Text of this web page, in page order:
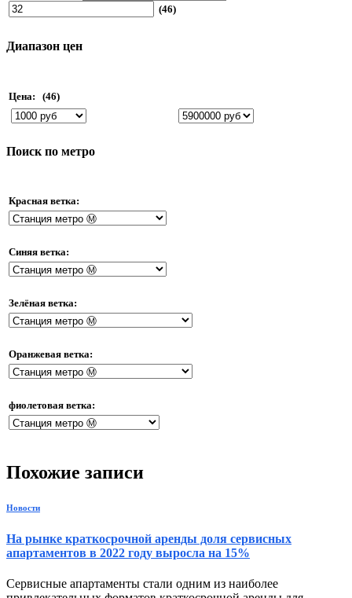
(46)
Диапазон цен
Цена: (46)
Поиск по метро
Красная ветка:
Синяя ветка:
Зелёная ветка:
Оранжевая ветка:
фиолетовая ветка:
Похожие записи
Новости
На рынке краткосрочной аренды доля сервисных
апартаментов в 2022 году выросла на 15%
Сервисные апартаменты стали одним из наиболее